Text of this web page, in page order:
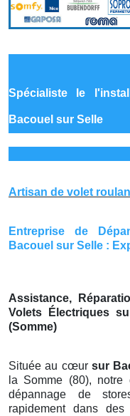
Spécialiste le
Bacouel sur Selle
Artisan de volet
Entreprise de
Bacouel sur Selle :
Assistance,
Volets Électriques
(Somme)
Située au cœur sur
la Somme (80),
dépannage de
rapidement dans